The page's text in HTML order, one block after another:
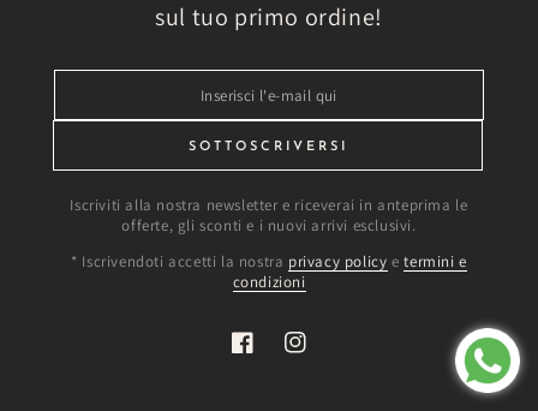
sul tuo primo ordine!
l'e-
SOTTOSCRIVERSI
Iscriviti alla nostra newsletter e riceverai in anteprima le
offerte, gli sconti e i nuovi arrivi esclusivi.
* Iscrivendoti accetti la nostra privacy policy etermini e
condizioni
FacebookInstagram